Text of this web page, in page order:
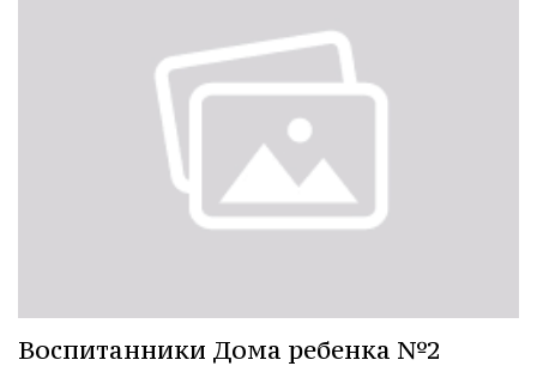
Воспитанники Дома ребенка №2